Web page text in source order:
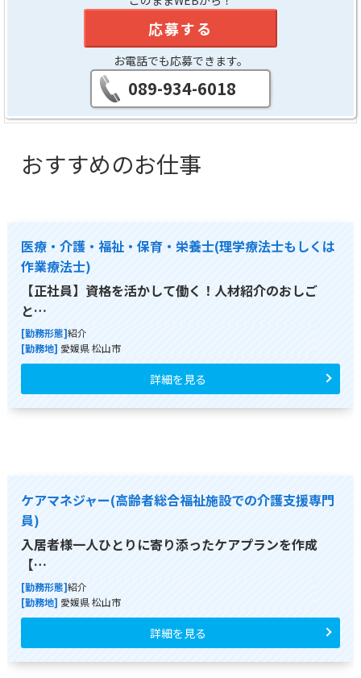
応募する
お電話でも応募できます。
089-934-6018
おすすめのお仕事
医療・介護・福祉・保育・栄養士(理学療法士もしくは
作業療法士)
【正社員】資格を活かして働く！人材紹介のおしご
と…
[勤務形態]紹介
[勤務地] 愛媛県 松山市
詳細を見る
ケアマネジャー(高齢者総合福祉施設での介護支援専門
員)
入居者様一人ひとりに寄り添ったケアプランを作成
【…
[勤務形態]紹介
[勤務地] 愛媛県 松山市
詳細を見る